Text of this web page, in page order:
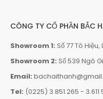
CÔNG TY CỔ PHẦN BẮC
Showroom 1: Số 77 Tô
Showroom 2: Số 539 Ngô
Email:
Tel: (0225) 3.851.265 - 3.611